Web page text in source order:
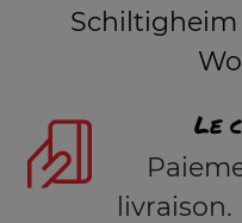
Schiltigheim
Le